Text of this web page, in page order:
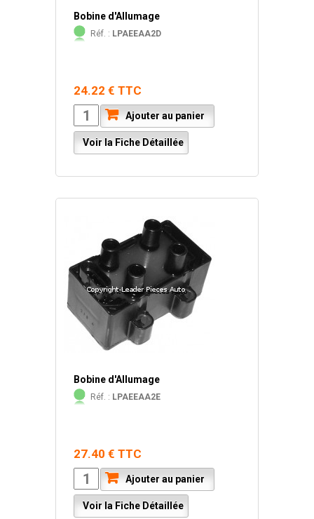
Bobine d'Allumage
Réf. : LPAEEAA2D
24.22 € TTC
Ajouter au panier
Voir la Fiche Détaillée
Bobine d'Allumage
Réf. : LPAEEAA2E
27.40 € TTC
Ajouter au panier
Voir la Fiche Détaillée